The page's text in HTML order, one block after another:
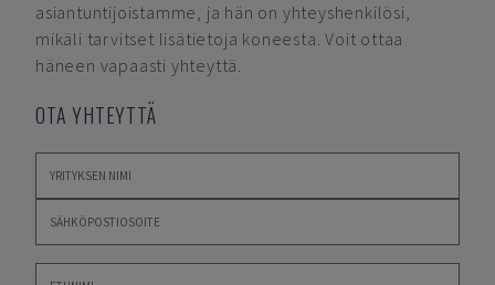
asiantuntijoistamme, ja hän on yhteyshenkilösi,
mikäli tarvitset lisätietoja koneesta. Voit ottaa
häneen vapaasti yhteyttä.
OTA YHTEYTTÄ